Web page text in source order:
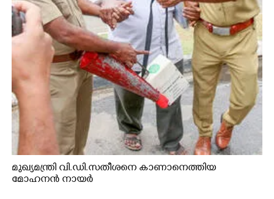
മുഖ്യമന്ത്രി വി.ഡി.സതീശനെ കാണാനെത്തിയ
മോഹനൻ നായർ